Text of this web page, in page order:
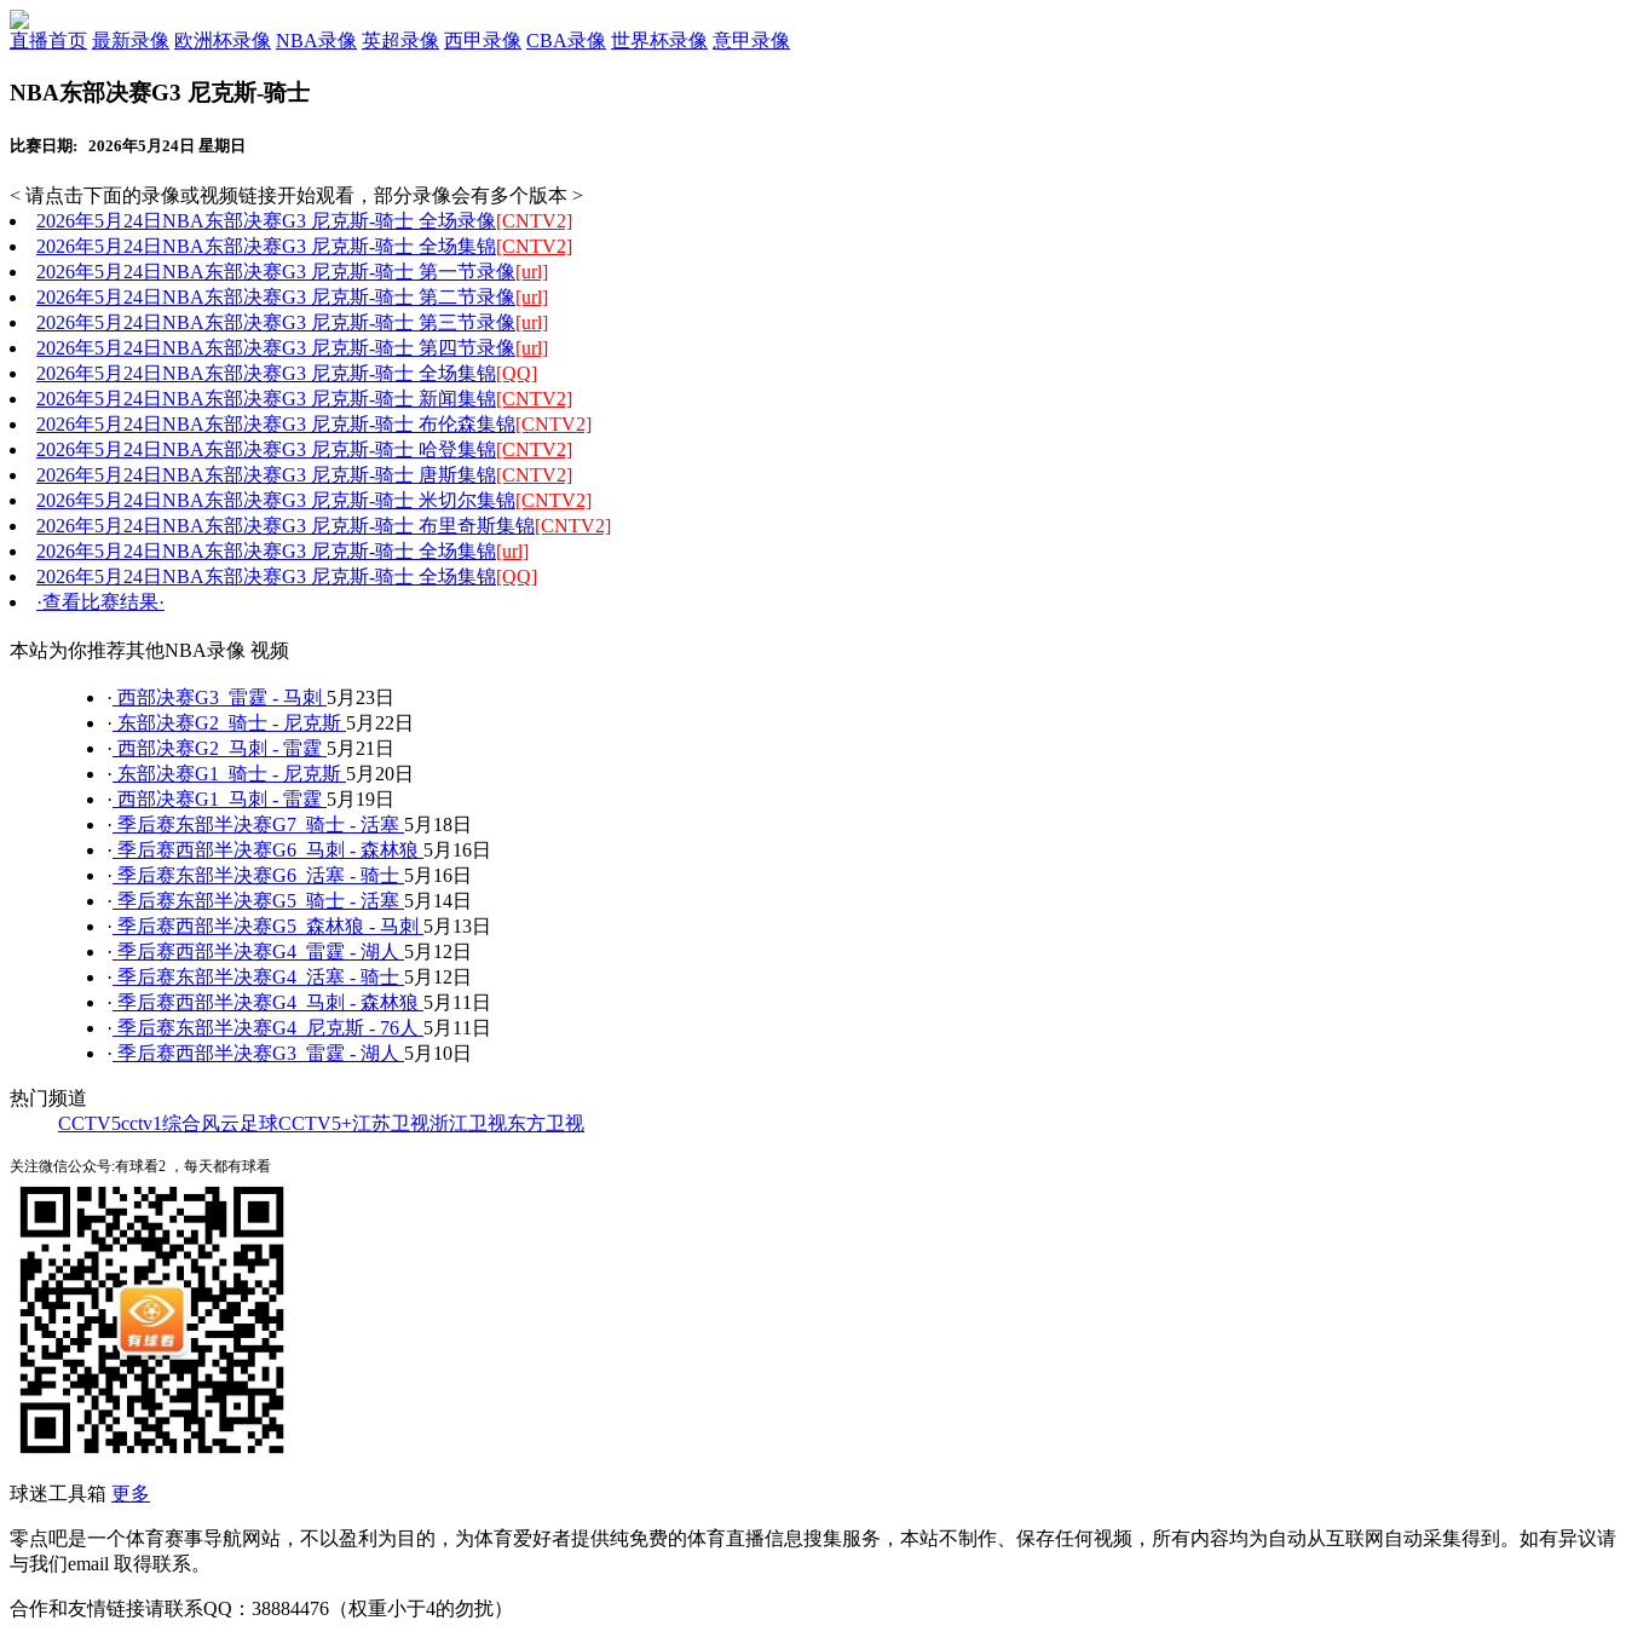
直播首页 最新录像 欧洲杯录像 NBA录像 英超录像 西甲录像 CBA录像 世界杯录像 意甲录像
NBA东部决赛G3 尼克斯-骑士
比赛日期: 2026年5月24日 星期日
< 请点击下面的录像或视频链接开始观看，部分录像会有多个版本 >
2026年5月24日NBA东部决赛G3 尼克斯-骑士 全场录像[CNTV2]
2026年5月24日NBA东部决赛G3 尼克斯-骑士 全场集锦[CNTV2]
2026年5月24日NBA东部决赛G3 尼克斯-骑士 第一节录像[url]
2026年5月24日NBA东部决赛G3 尼克斯-骑士 第二节录像[url]
2026年5月24日NBA东部决赛G3 尼克斯-骑士 第三节录像[url]
2026年5月24日NBA东部决赛G3 尼克斯-骑士 第四节录像[url]
2026年5月24日NBA东部决赛G3 尼克斯-骑士 全场集锦[QQ]
2026年5月24日NBA东部决赛G3 尼克斯-骑士 新闻集锦[CNTV2]
2026年5月24日NBA东部决赛G3 尼克斯-骑士 布伦森集锦[CNTV2]
2026年5月24日NBA东部决赛G3 尼克斯-骑士 哈登集锦[CNTV2]
2026年5月24日NBA东部决赛G3 尼克斯-骑士 唐斯集锦[CNTV2]
2026年5月24日NBA东部决赛G3 尼克斯-骑士 米切尔集锦[CNTV2]
2026年5月24日NBA东部决赛G3 尼克斯-骑士 布里奇斯集锦[CNTV2]
2026年5月24日NBA东部决赛G3 尼克斯-骑士 全场集锦[url]
2026年5月24日NBA东部决赛G3 尼克斯-骑士 全场集锦[QQ]
·查看比赛结果·
本站为你推荐其他NBA录像 视频
· 西部决赛G3 雷霆 - 马刺 5月23日
· 东部决赛G2 骑士 - 尼克斯 5月22日
· 西部决赛G2 马刺 - 雷霆 5月21日
· 东部决赛G1 骑士 - 尼克斯 5月20日
· 西部决赛G1 马刺 - 雷霆 5月19日
· 季后赛东部半决赛G7 骑士 - 活塞 5月18日
· 季后赛西部半决赛G6 马刺 - 森林狼 5月16日
· 季后赛东部半决赛G6 活塞 - 骑士 5月16日
· 季后赛东部半决赛G5 骑士 - 活塞 5月14日
· 季后赛西部半决赛G5 森林狼 - 马刺 5月13日
· 季后赛西部半决赛G4 雷霆 - 湖人 5月12日
· 季后赛东部半决赛G4 活塞 - 骑士 5月12日
· 季后赛西部半决赛G4 马刺 - 森林狼 5月11日
· 季后赛东部半决赛G4 尼克斯 - 76人 5月11日
· 季后赛西部半决赛G3 雷霆 - 湖人 5月10日
热门频道
CCTV5cctv1综合风云足球CCTV5+江苏卫视浙江卫视东方卫视
关注微信公众号:有球看2 ，每天都有球看
球迷工具箱 更多
零点吧是一个体育赛事导航网站，不以盈利为目的，为体育爱好者提供纯免费的体育直播信息搜集服务，本站不制作、保存任何视频，所有内容均为自动从互联网自动采集得到。如有异议请
与我们email 取得联系。
合作和友情链接请联系QQ：38884476（权重小于4的勿扰）